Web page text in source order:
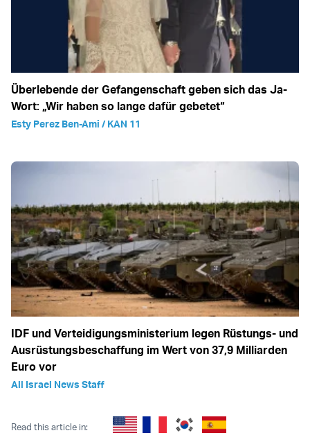
Überlebende der Gefangenschaft geben sich das Ja-
Wort: „Wir haben so lange dafür gebetet“
Esty Perez Ben-Ami / KAN 11
IDF und Verteidigungsministerium legen Rüstungs- und
Ausrüstungsbeschaffung im Wert von 37,9 Milliarden
Euro vor
All Israel News Staff
Read this article in: